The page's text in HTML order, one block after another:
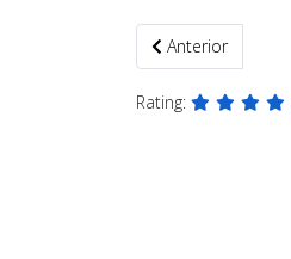
Artículo anterior:
Anterior
Rating: